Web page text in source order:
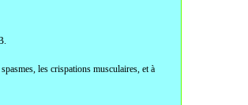
les crispations musculaires, et à